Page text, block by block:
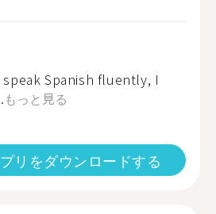
Spanish fluently, I
もっと見る
リをダウンロードする